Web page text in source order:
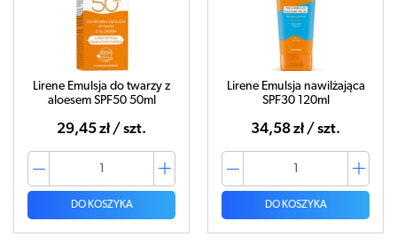
Lirene Emulsja do twarzy z
aloesem SPF50 50ml
29,45 zł / szt.
DO KOSZYKA
Lirene Emulsja nawilżająca
SPF30 120ml
34,58 zł / szt.
DO KOSZYKA